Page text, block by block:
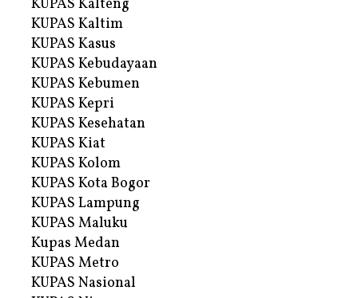
KUPAS Kalteng
KUPAS Kaltim
KUPAS Kasus
KUPAS Kebudayaan
KUPAS Kebumen
KUPAS Kepri
KUPAS Kesehatan
KUPAS Kiat
KUPAS Kolom
KUPAS Kota Bogor
KUPAS Lampung
KUPAS Maluku
Kupas Medan
KUPAS Metro
KUPAS Nasional